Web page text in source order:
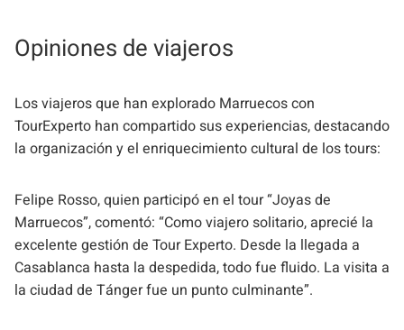
Opiniones de viajeros
Los viajeros que han explorado Marruecos con
TourExperto han compartido sus experiencias, destacando
la organización y el enriquecimiento cultural de los tours:
Felipe Rosso, quien participó en el tour “Joyas de
Marruecos”, comentó: “Como viajero solitario, aprecié la
excelente gestión de Tour Experto. Desde la llegada a
Casablanca hasta la despedida, todo fue fluido. La visita a
la ciudad de Tánger fue un punto culminante”.